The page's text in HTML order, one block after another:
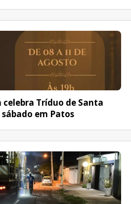
celebra Tríduo de Santa
em Patos